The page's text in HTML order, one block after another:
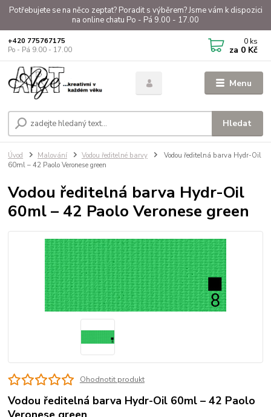
Potřebujete se na něco zeptat? Poradit s výběrem? Jsme vám k dispozici
na online chatu Po - Pá 9.00 - 17.00
Menu
Hledat
+420 775767175
Po - Pá 9.00 - 17.00
0 ks
za 0 Kč
Úvod Malování Vodou ředitelné barvy
Vodou ředitelná barva Hydr-Oil
60ml – 42 Paolo Veronese green
Vodou ředitelná barva Hydr-Oil
60ml – 42 Paolo Veronese green
Ohodnotit produkt
Vodou ředitelná barva Hydr-Oil 60ml – 42 Paolo